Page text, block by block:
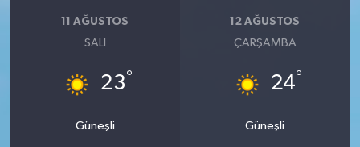
11 AĞUSTOS
SALI
23°
Güneşli
12 AĞUSTOS
ÇARŞAMBA
24°
Güneşli